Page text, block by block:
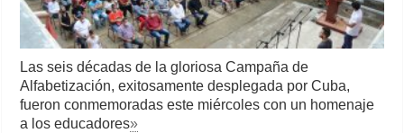
Las seis décadas de la gloriosa Campaña de
Alfabetización, exitosamente desplegada por Cuba,
fueron conmemoradas este miércoles con un homenaje
a los educadores»